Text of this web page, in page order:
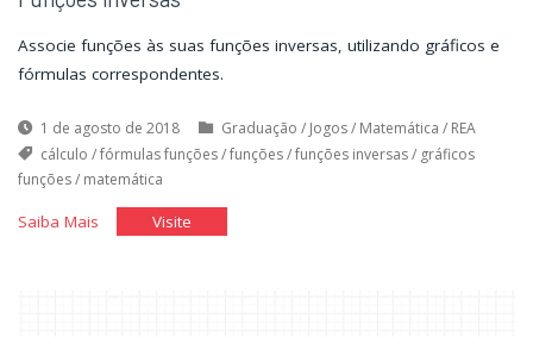
Associe funções às suas funções inversas, utilizando gráficos e
fórmulas correspondentes.
1 de agosto de 2018 Graduação / Jogos/ Matemática / REA
cálculo /fórmulas funções/funções/funções inversas/ gráficos
funções/ matemática
Saiba Mais"FunçõesVisite"Funções